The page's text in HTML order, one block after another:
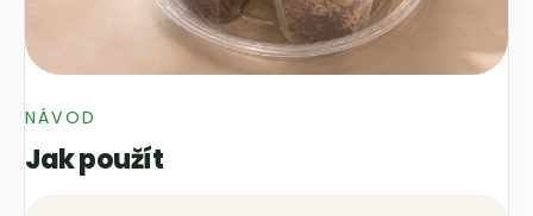
NÁVOD
Jak použít